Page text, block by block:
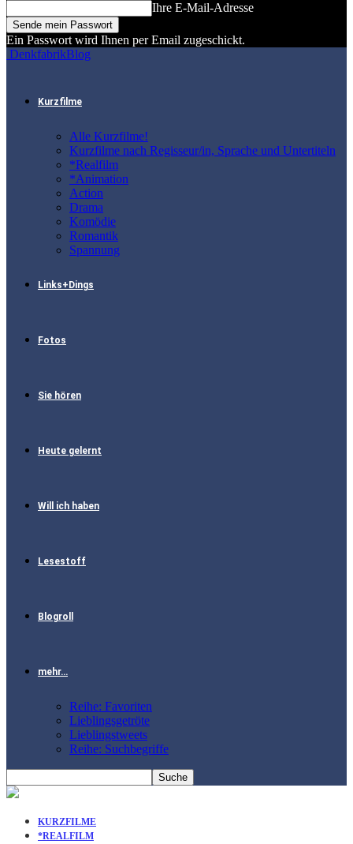
Ihre E-Mail-Adresse
Ein Passwort wird Ihnen per Email zugeschickt.
DenkfabrikBlog
Kurzfilme
Alle Kurzfilme!
Kurzfilme nach Regisseur/in, Sprache und Untertiteln
*Realfilm
*Animation
Action
Drama
Komödie
Romantik
Spannung
Links+Dings
Fotos
Sie hören
Heute gelernt
Will ich haben
Lesestoff
Blogroll
mehr…
Reihe: Favoriten
Lieblingsgetröte
Lieblingstweets
Reihe: Suchbegriffe
KURZFILME
*REALFILM